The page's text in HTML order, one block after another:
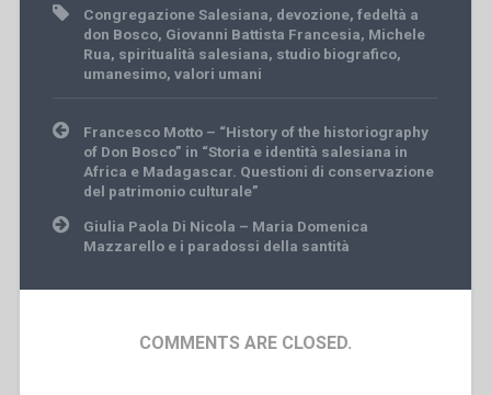
Congregazione Salesiana, devozione, fedeltà a
don Bosco, Giovanni Battista Francesia, Michele
Rua, spiritualità salesiana, studio biografico,
umanesimo, valori umani
Post
navigation
Francesco Motto – “History of the historiography
of Don Bosco” in “Storia e identità salesiana in
Africa e Madagascar. Questioni di conservazione
del patrimonio culturale”
Giulia Paola Di Nicola – Maria Domenica
Mazzarello e i paradossi della santità
COMMENTS ARE CLOSED.